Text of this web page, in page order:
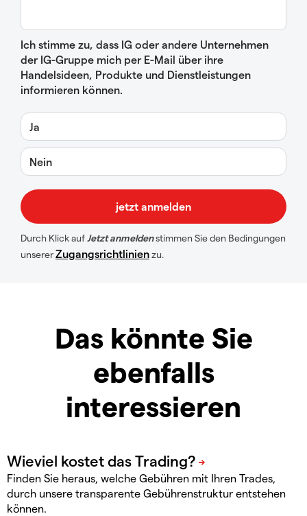
Ich stimme zu, dass IG oder andere Unternehmen
der IG-Gruppe mich per E-Mail über ihre
Handelsideen, Produkte und Dienstleistungen
informieren können.
Ja
Nein
Durch Klick aufJetzt anmeldenstimmen Sie den Bedingungen
unsererZugangsrichtlinienzu.
Das könnte Sie
ebenfalls
interessieren
Finden Sie heraus, welche Gebühren mit Ihren Trades,
durch unsere transparente Gebührenstruktur entstehen
können.